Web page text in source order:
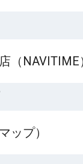
（NAVITIME
ップ）